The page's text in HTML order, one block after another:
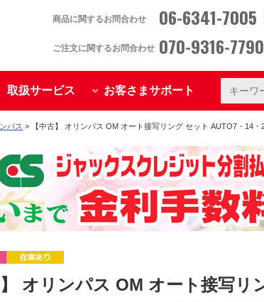
商品に関するお問合わせ 06-6341-7005
ご注文に関するお問合わせ 070-9316-7790
取扱サービス お客さまサポート
パス > 【中古】 オリンパス OM オート接写リング セット AUTO7・14
】 オリンパス OM オート接写リ